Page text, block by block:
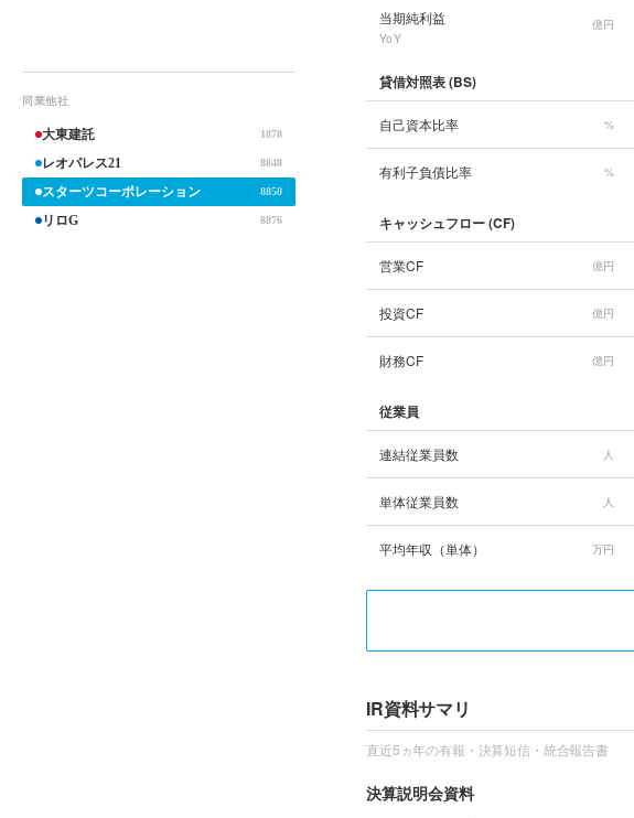
同業他社
大東建託 1878
レオパレス21 8848
スターツコーポレーション 8850
リロG 8876
当期純利益
YoY
億円
貸借対照表 (BS)
自己資本比率 %
有利子負債比率 %
キャッシュフロー (CF)
営業CF 億円
投資CF 億円
財務CF 億円
従業員
連結従業員数 人
単体従業員数 人
平均年収（単体） 万円
IR資料サマリ
直近5ヵ年の有報・決算短信・統合報告書
決算説明会資料